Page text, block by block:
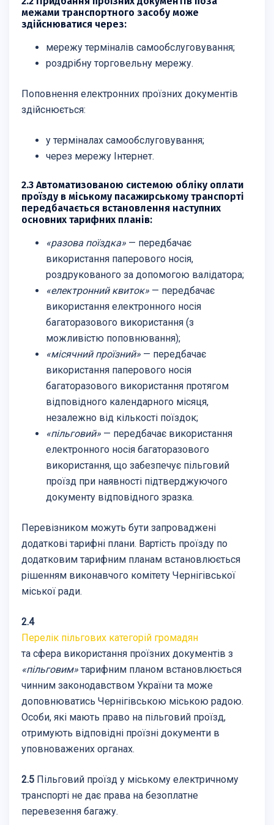
межами транспортного засобу може
здійснюватися через:
мережу терміналів самообслуговування;
роздрібну торговельну мережу.
Поповнення електронних проїзних документів
здійснюється:
у терміналах самообслуговування;
через мережу Інтернет.
2.3 Автоматизованою системою обліку оплати
проїзду в міському пасажирському транспорті
передбачається встановлення наступних
основних тарифних планів:
«разова поїздка» — передбачає
використання паперового носія,
роздрукованого за допомогою валідатора;
«електронний квиток» — передбачає
використання електронного носія
багаторазового використання (з
можливістю поповнювання);
«місячний проїзний» — передбачає
використання паперового носія
багаторазового використання протягом
відповідного календарного місяця,
незалежно від кількості поїздок;
«пільговий» — передбачає використання
електронного носія багаторазового
використання, що забезпечує пільговий
проїзд при наявності підтверджуючого
документу відповідного зразка.
Перевізником можуть бути запроваджені
додаткові тарифні плани. Вартість проїзду по
додатковим тарифним планам встановлюється
рішенням виконавчого комітету Чернігівської
міської ради.
2.4
Перелік пільгових категорій громадян
та сфера використання проїзних документів з
«пільговим» тарифним планом встановлюється
чинним законодавством України та може
доповнюватись Чернігівською міською радою.
Особи, які мають право на пільговий проїзд,
отримують відповідні проїзні документи в
уповноважених органах.
2.5 Пільговий проїзд у міському електричному
транспорті не дає права на безоплатне
перевезення багажу.